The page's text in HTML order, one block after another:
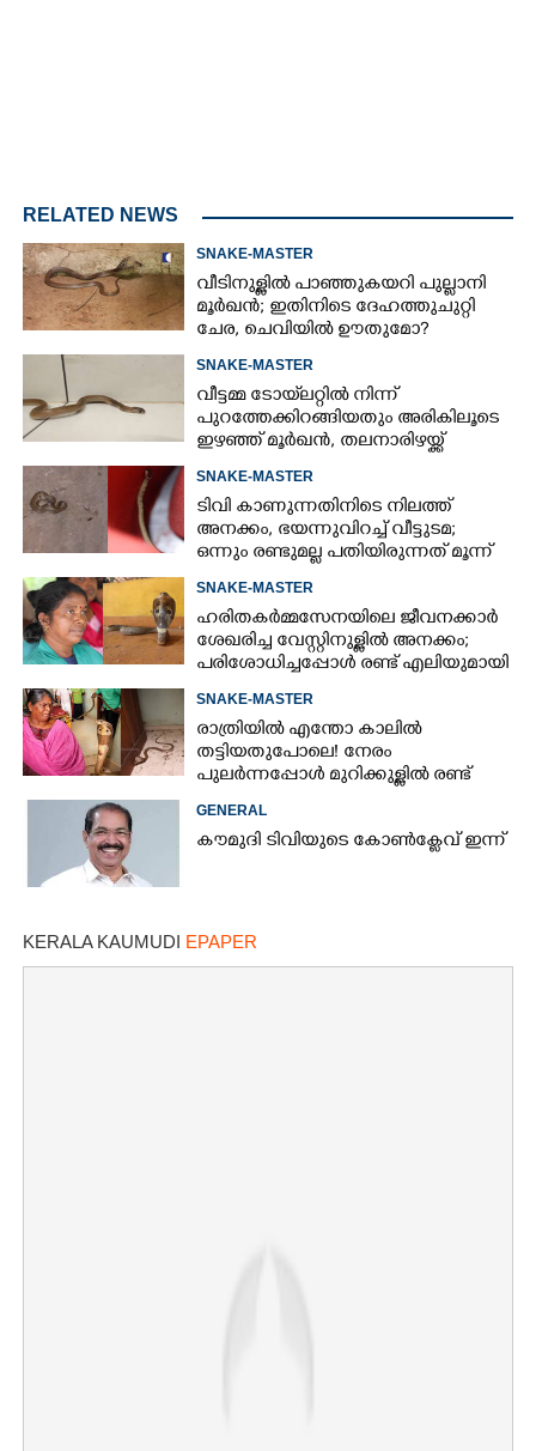
RELATED NEWS
SNAKE-MASTER
വീടിനുള്ളിൽ പാഞ്ഞുകയറി പുല്ലാനി
മൂർഖൻ; ഇതിനിടെ ദേഹത്തുചുറ്റി
ചേര, ചെവിയിൽ ഊതുമോ?
SNAKE-MASTER
വീട്ടമ്മ ടോയ്‌ലറ്റിൽ നിന്ന്
പുറത്തേക്കിറങ്ങിയതും അരികിലൂടെ
ഇഴഞ്ഞ് മൂർഖൻ, തലനാരിഴയ്ക്ക്
SNAKE-MASTER
ടിവി കാണുന്നതിനിടെ നിലത്ത്
അനക്കം, ഭയന്നുവിറച്ച് വീട്ടുടമ;
ഒന്നും രണ്ടുമല്ല പതിയിരുന്നത് മൂന്ന്
SNAKE-MASTER
ഹരിതകർമ്മസേനയിലെ ജീവനക്കാർ
ശേഖരിച്ച വേസ്റ്റിനുള്ളിൽ അനക്കം;
പരിശോധിച്ചപ്പോൾ രണ്ട് എലിയുമായി
SNAKE-MASTER
രാത്രിയിൽ എന്തോ കാലിൽ
തട്ടിയതുപോലെ! നേരം
പുലർന്നപ്പോൾ മുറിക്കുള്ളിൽ രണ്ട്
GENERAL
കൗമുദി ടിവിയുടെ കോൺക്ലേവ് ഇന്ന്
KERALA KAUMUDI EPAPER